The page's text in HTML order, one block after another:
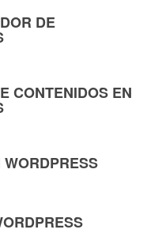
DE
CONTENIDOS EN